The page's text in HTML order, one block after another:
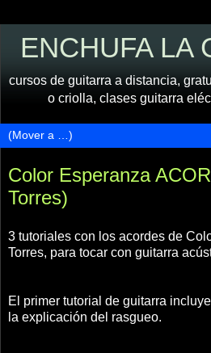
ENCHUFA LA
cursos de guitarra a distancia,
o criolla, clases guitarra
Color Esperanza
Torres)
3 tutoriales con los acordes de
Torres, para tocar con guitarra
El primer tutorial de guitarra
la explicación del rasgueo.